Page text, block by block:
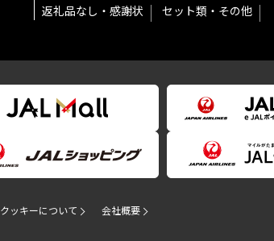
返礼品なし・感謝状
セット類・その他
クッキーについて 会社概要